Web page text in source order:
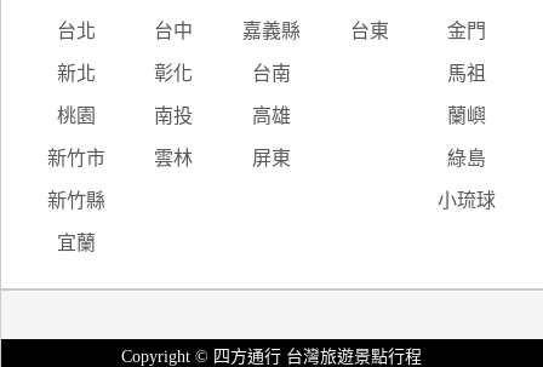
台北 台中 嘉義縣 台東 金門
新北 彰化 台南 馬祖
桃園 南投 高雄 蘭嶼
新竹市 雲林 屏東 綠島
新竹縣 小琉球
宜蘭
Copyright © 四方通行 台灣旅遊景點行程